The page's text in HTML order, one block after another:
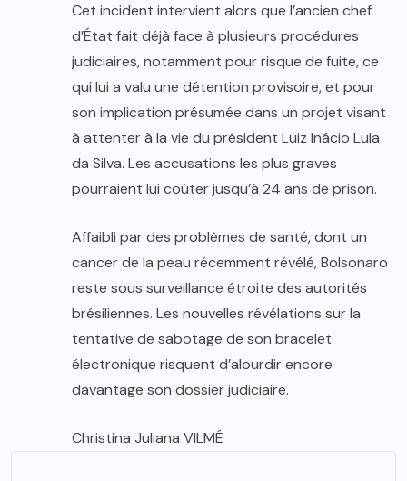
Cet incident intervient alors que l’ancien chef
d’État fait déjà face à plusieurs procédures
judiciaires, notamment pour risque de fuite, ce
qui lui a valu une détention provisoire, et pour
son implication présumée dans un projet visant
à attenter à la vie du président Luiz Inácio Lula
da Silva. Les accusations les plus graves
pourraient lui coûter jusqu’à 24 ans de prison.
Affaibli par des problèmes de santé, dont un
cancer de la peau récemment révélé, Bolsonaro
reste sous surveillance étroite des autorités
brésiliennes. Les nouvelles révélations sur la
tentative de sabotage de son bracelet
électronique risquent d’alourdir encore
davantage son dossier judiciaire.
Christina Juliana VILMÉ